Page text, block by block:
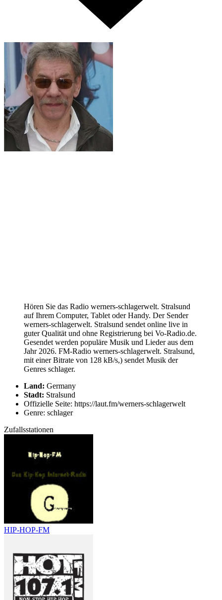
Hören Sie das Radio werners-schlagerwelt. Stralsund
auf Ihrem Computer, Tablet oder Handy. Der Sender
werners-schlagerwelt. Stralsund sendet online live in
guter Qualität und ohne Registrierung bei Vo-Radio.de.
Gesendet werden populäre Musik und Lieder aus dem
Jahr 2026. FM-Radio werners-schlagerwelt. Stralsund,
mit einer Bitrate von 128 kB/s,) sendet Musik der
Genres schlager.
Land: Germany
Stadt: Stralsund
Offizielle Seite: https://laut.fm/werners-schlagerwelt
Genre: schlager
Zufallsstationen
HIP-HOP-FM